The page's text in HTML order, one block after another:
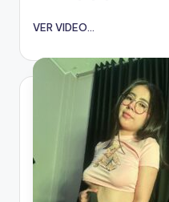
VER VIDEO...